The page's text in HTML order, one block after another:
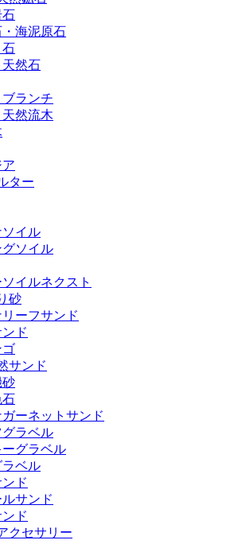
石
海泥原石
石
然石
ランチ
然流木
ター
イル
ソイル
イルネクスト
砂
ーフサンド
ド
ゴ
サンド
砂
石
ーネットサンド
ラベル
ーグラベル
ベル
ド
サンド
ド
クセサリー